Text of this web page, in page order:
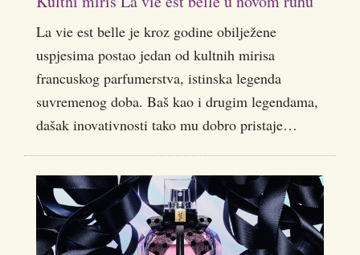
La vie est belle je kroz godine obilježene
uspjesima postao jedan od kultnih mirisa
francuskog parfumerstva, istinska legenda
suvremenog doba. Baš kao i drugim legendama,
dašak inovativnosti tako mu dobro pristaje…